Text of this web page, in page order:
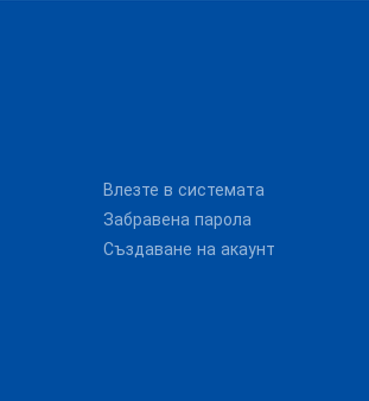
Влезте в системата
Забравена парола
Създаване на акаунт